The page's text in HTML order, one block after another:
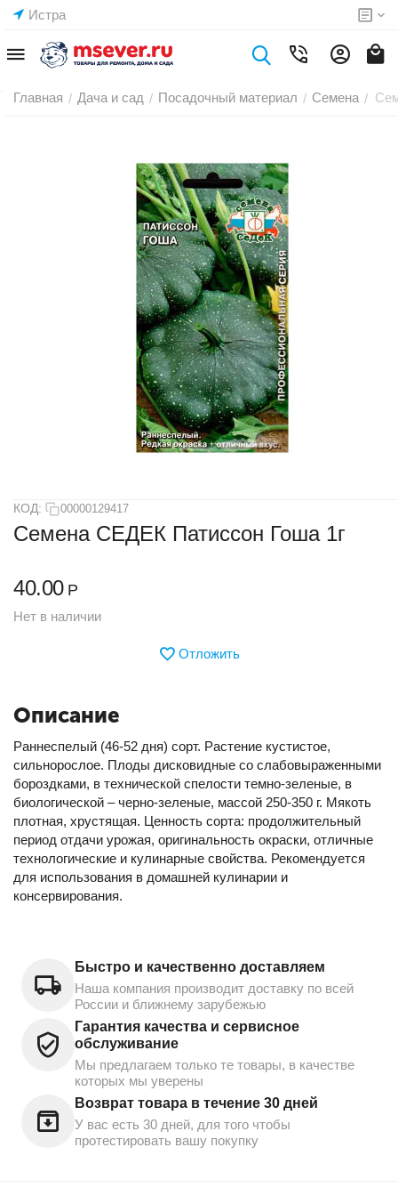
Истра
Главная / Дача и сад / Посадочный материал / Семена /
КОД: 00000129417
Семена СЕДЕК Патиссон Гоша 1г
40.00 Р
Нет в наличии
Отложить
Описание
Раннеспелый (46-52 дня) сорт. Растение кустистое,
сильнорослое. Плоды дисковидные со слабовыраженными
бороздками, в технической спелости темно-зеленые, в
биологической – черно-зеленые, массой 250-350 г. Мякоть
плотная, хрустящая. Ценность сорта: продолжительный
период отдачи урожая, оригинальность окраски, отличные
технологические и кулинарные свойства. Рекомендуется
для использования в домашней кулинарии и
консервирования.
Быстро и качественно доставляем
Наша компания производит доставку по всей
России и ближнему зарубежью
Гарантия качества и сервисное
обслуживание
Мы предлагаем только те товары, в качестве
которых мы уверены
Возврат товара в течение 30 дней
У вас есть 30 дней, для того чтобы
протестировать вашу покупку